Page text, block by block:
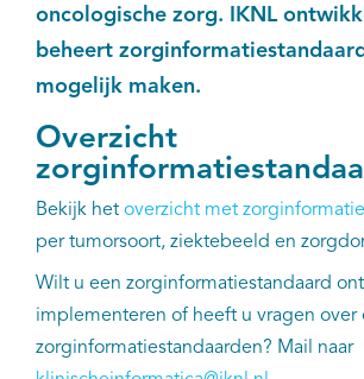
Kankeratlas
Dure geneesmiddelen
Itemsets
Nieuws
Projecten
oncologische zorg. IKNL
beheert
mogelijk maken.
Overzicht
Bekijk het overzicht met
per tumorsoort, ziektebeeld en
Wilt u een zorginformatiestandaard
implementeren of heeft u vragen over
zorginformatiestandaarden? Mail naar